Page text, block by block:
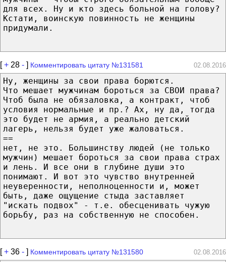
для всех. Ну и кто здесь больной на голову?
Кстати, воинскую повинность не женщины
придумали.
[+ 28 - ] Комментировать цитату №131581 02.08.2016
Ну, женщины за свои права борются.
Что мешает мужчинам бороться за СВОИ права?
Чтоб была не обязаловка, а контракт, чтоб
условия нормальные и пр.? Ах, ну да, тогда
это будет не армия, а реально детский
лагерь, нельзя будет уже жаловаться.
==
нет, не это. Большинству людей (не только
мужчин) мешает бороться за свои права страх
и лень. И все они в глубине души это
понимают. И вот это чувство внутренней
неуверенности, неполноценности и, может
быть, даже ощущение стыда заставляет
"искать подвох" - т.е. обесценивать чужую
борьбу, раз на собственную не способен.
[+ 36 - ] Комментировать цитату №131580 02.08.2016